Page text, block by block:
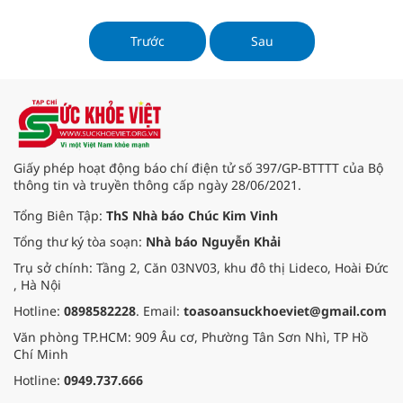
hạn mức tín dụng cao trong năm
2025.
từ phát hành trái phiếu.
Trước
Sau
Giấy phép hoạt động báo chí điện tử số 397/GP-BTTTT của Bộ
thông tin và truyền thông cấp ngày 28/06/2021.
Tổng Biên Tập: ThS Nhà báo Chúc Kim Vinh
Tổng thư ký tòa soạn: Nhà báo Nguyễn Khải
Trụ sở chính: Tầng 2, Căn 03NV03, khu đô thị Lideco, Hoài Đức
, Hà Nội
Hotline: 0898582228. Email: toasoansuckhoeviet@gmail.com
Văn phòng TP.HCM: 909 Âu cơ, Phường Tân Sơn Nhì, TP Hồ
Chí Minh
Hotline: 0949.737.666